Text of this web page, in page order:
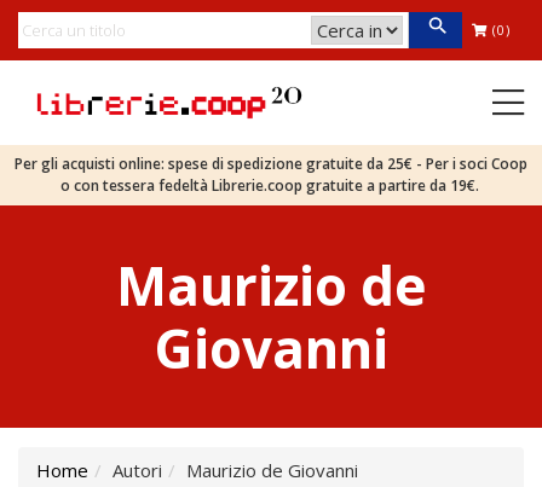
(0)
Per gli acquisti online: spese di spedizione gratuite da 25€ - Per i soci Coop
o con tessera fedeltà Librerie.coop gratuite a partire da 19€.
Maurizio de
Giovanni
Home Autori Maurizio de Giovanni